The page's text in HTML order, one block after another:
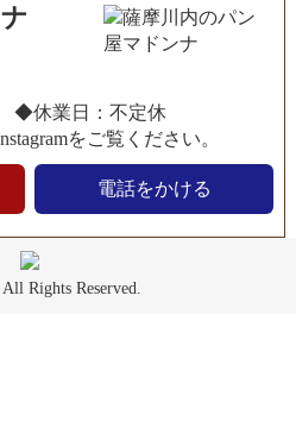
◆休業日：不定休
をご覧ください。
電話をかける
Rights Reserved.